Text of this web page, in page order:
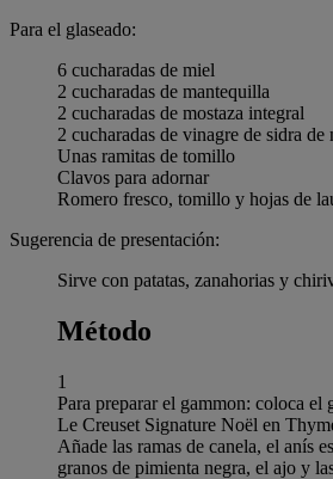
Para el glaseado:
6 cucharadas de miel
2 cucharadas de mantequilla
2 cucharadas de mostaza integral
2 cucharadas de vinagre de sidra de
Unas ramitas de tomillo
Clavos para adornar
Romero fresco, tomillo y hojas de
Sugerencia de presentación:
Sirve con patatas, zanahorias y
Método
1
Para preparar el gammon: coloca el
Le Creuset Signature Noël en
Añade las ramas de canela, el anís
granos de pimienta negra, el ajo y